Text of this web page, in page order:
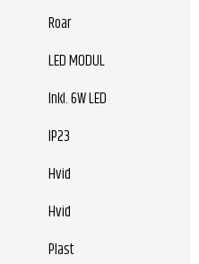
Roar
LED MODUL
Inkl. 6W LED
IP23
Hvid
Hvid
Plast